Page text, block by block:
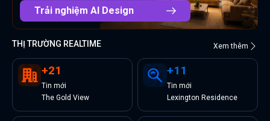
Trải nghiệm AI Design
THỊ TRƯỜNG REALTIME Xem thêm
+21
Tin mới
The Gold View
+11
Tin mới
Lexington Residence